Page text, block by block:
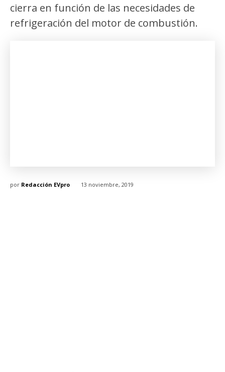
cierra en función de las necesidades de
refrigeración del motor de combustión.
por Redacción EVpro 13 noviembre, 2019